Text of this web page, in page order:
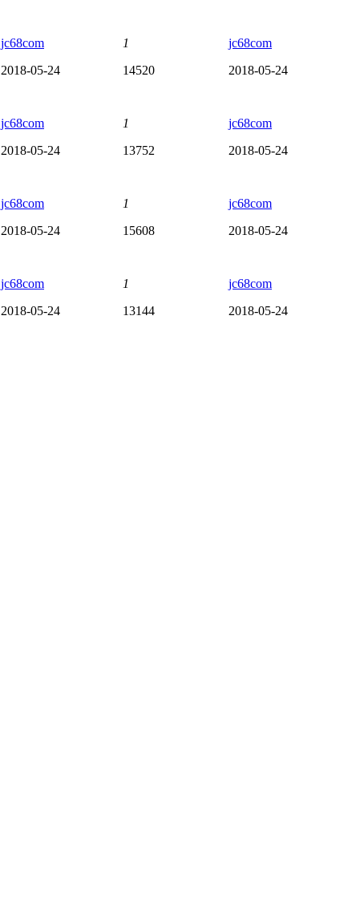
jc68com
2018-05-24
1
14520
jc68com
2018-05-24
jc68com
2018-05-24
1
13752
jc68com
2018-05-24
jc68com
2018-05-24
1
15608
jc68com
2018-05-24
jc68com
2018-05-24
1
13144
jc68com
2018-05-24